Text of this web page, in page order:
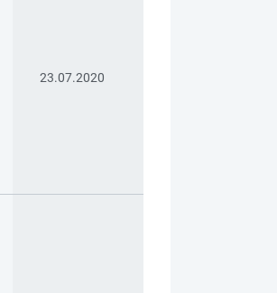
23.07.2020